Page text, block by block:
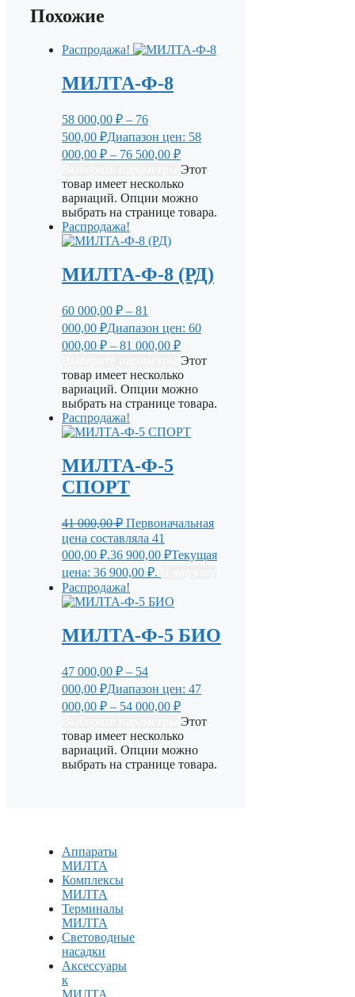
Похожие
Распродажа!
МИЛТА-Ф-8
58 000,00 ₽ – 76
500,00 ₽Диапазон цен: 58
000,00 ₽ – 76 500,00 ₽
Этот
товар имеет несколько
вариаций. Опции можно
выбрать на странице товара.
Распродажа!
МИЛТА-Ф-8 (РД)
60 000,00 ₽ – 81
000,00 ₽Диапазон цен: 60
000,00 ₽ – 81 000,00 ₽
Этот
товар имеет несколько
вариаций. Опции можно
выбрать на странице товара.
Распродажа!
МИЛТА-Ф-5
СПОРТ
41 000,00₽ Первоначальная
цена составляла 41
000,00 ₽.36 900,00 ₽Текущая
цена: 36 900,00 ₽.
Распродажа!
МИЛТА-Ф-5 БИО
47 000,00 ₽ – 54
000,00 ₽Диапазон цен: 47
000,00 ₽ – 54 000,00 ₽
Этот
товар имеет несколько
вариаций. Опции можно
выбрать на странице товара.
Аппараты
МИЛТА
Комплексы
МИЛТА
Терминалы
МИЛТА
Световодные
насадки
Аксессуары
к
МИЛТА